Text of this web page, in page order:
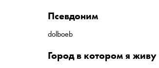
псевдоним
dolboeb
город в котором я живу